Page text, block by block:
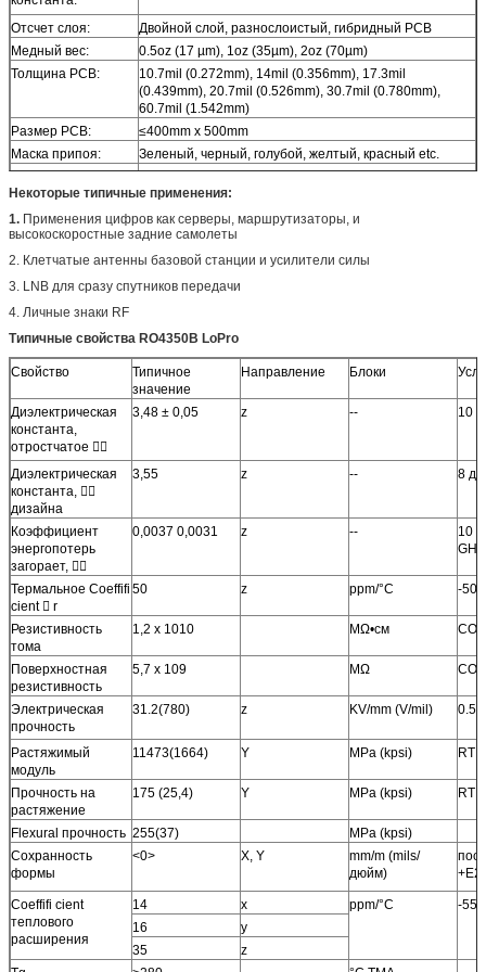
Отсчет слоя:
Двойной слой, разнослоистый, гибридный PCB
Медный вес:
0.5oz (17 µm), 1oz (35µm), 2oz (70µm)
Толщина PCB:
10.7mil (0.272mm), 14mil (0.356mm), 17.3mil
(0.439mm), 20.7mil (0.526mm), 30.7mil (0.780mm),
60.7mil (1.542mm)
Размер PCB:
≤400mm x 500mm
Маска припоя:
Зеленый, черный, голубой, желтый, красный etc.
Поверхностный
финиш:
Обнаженная медь, HASL, ENIG, OSP, олово etc
погружения…
Некоторые типичные применения:
1. Применения цифров как серверы, маршрутизаторы, и
высокоскоростные задние самолеты
2. Клетчатые антенны базовой станции и усилители силы
3. LNB для сразу спутников передачи
4. Личные знаки RF
Типичные свойства RO4350B LoPro
Свойство
Типичное
значение
Направление Блоки
Диэлектрическая
константа,
отростчатое 
3,48 ± 0,05 z -- 10
Диэлектрическая
константа, 
дизайна
3,55 z -- 8 до
Коэффициент
энергопотерь
загорает, 
0,0037 0,0031 z --
10
Термальное Coeffifi
cient  r
50 z ppm/°C -
Резистивность
тома
1,2 x 1010 MΩ•см
Поверхностная
резистивность
5,7 x 109 MΩ
Электрическая
прочность
31.2(780) z KV/mm (V/mil)
Растяжимый
модуль
11473(1664) Y MPa (kpsi) RT
Прочность на
растяжение
175 (25,4) Y MPa (kpsi) RT
Flexural прочность 255(37)
MPa (kpsi)
Сохранность
формы
<0> X, Y
mm/m (mils/
дюйм)
Coeffifi cient
теплового
расширения
14 x ppm/°C
-55
16
y
35
z